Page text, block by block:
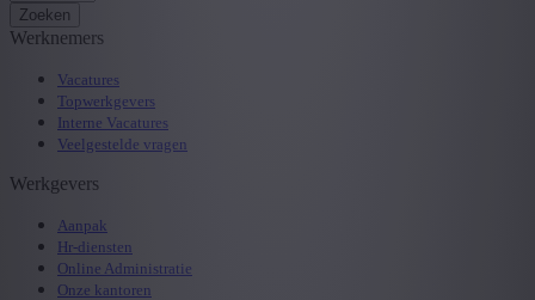
Zoeken
Werknemers
Vacatures
Topwerkgevers
Interne Vacatures
Veelgestelde vragen
Werkgevers
Aanpak
Hr-diensten
Online Administratie
Onze kantoren